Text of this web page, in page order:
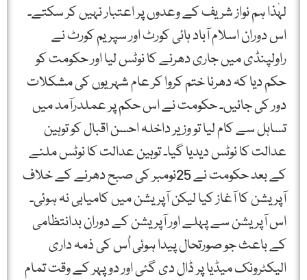
لہٰذا ہم نواز شریف کے وعدوں پر اعتبار نہیں کر سکتے۔
اس دوران اسلام آباد ہائی کورٹ اور سپریم کورٹ نے
راولپنڈی میں جاری دھرنے کا نوٹس لیا اور حکومت کو
حکم دیا کہ دھرنا ختم کروا کر عام شہریوں کی مشکلات
دور کی جائیں۔ حکومت نے اس حکم پر عملدرآمد میں
تساہل سے کام لیا تو وزیر داخلہ احسن اقبال کو توہین
عدالت کا نوٹس دیدیا گیا۔ توہین عدالت کا نوٹس ملنے
کے بعد حکومت نے 25نومبر کی صبح دھرنے کے خلاف
آپریشن کا آغاز کیا لیکن آپریشن میں کامیابی نہ ہوئی۔
اس آپریشن سے پہلے اور آپریشن کے دوران بدانتظامی
کے باعث جو صورتحال پیدا ہوئی اُس کی ذمہ داری
الیکٹرونک میڈیا پر ڈال دی گئی اور دوپہر کے وقت تمام